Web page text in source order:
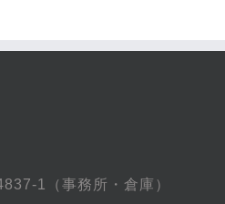
1（事務所・倉庫）